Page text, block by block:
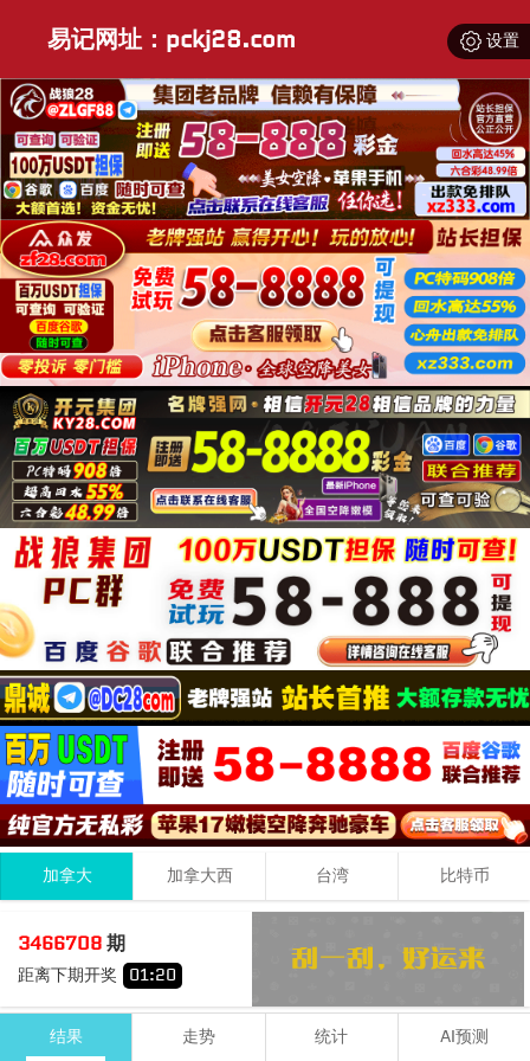
设置
易记网址：pckj28.com
加拿大 加拿大西 台湾 比特币
3466708期
距离下期开奖 01:20
3 + 1 1 05
期号 号码
结果 走势 统计 AI预测